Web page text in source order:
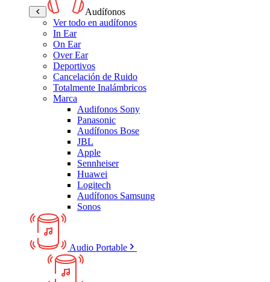
Audífonos
Ver todo en audífonos
In Ear
On Ear
Over Ear
Deportivos
Cancelación de Ruido
Totalmente Inalámbricos
Marca
Audifonos Sony
Panasonic
Audífonos Bose
JBL
Apple
Sennheiser
Huawei
Logitech
Audífonos Samsung
Sonos
Audio Portable